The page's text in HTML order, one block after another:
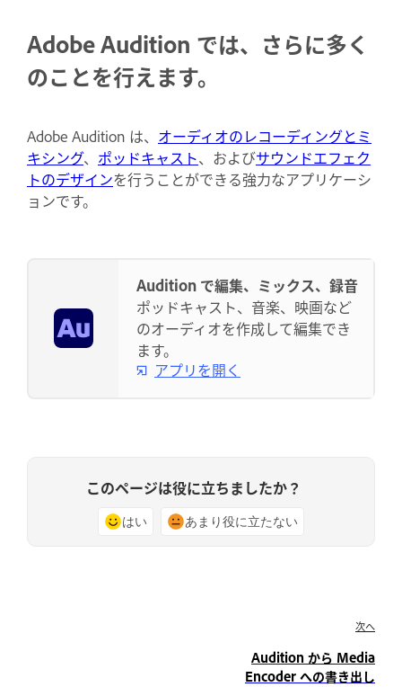
Adobe Audition では、さらに多く
のことを行えます。
Adobe Audition は、 オーディオのレコーディングとミ
キシング、 ポッドキャスト、およびサウンドエフェク
トのデザインを行うことができる強力なアプリケーシ
ョンです。
Audition で編集、ミックス、録音
ポッドキャスト、音楽、映画など
のオーディオを作成して編集でき
ます。
アプリを開く
このページは役に立ちましたか？
はい あまり役に立たない
次へ
Audition から Media
Encoder への書き出し